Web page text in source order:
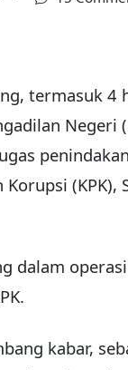
termasuk 4
Negeri
(KPK),
dalam
kabar,